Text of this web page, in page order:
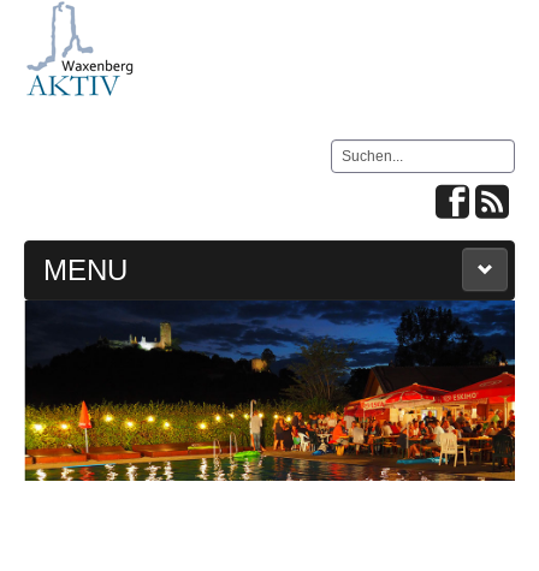
Suchen
MENU
LIVE WEBCAM & WETTER
IMPRESSUM